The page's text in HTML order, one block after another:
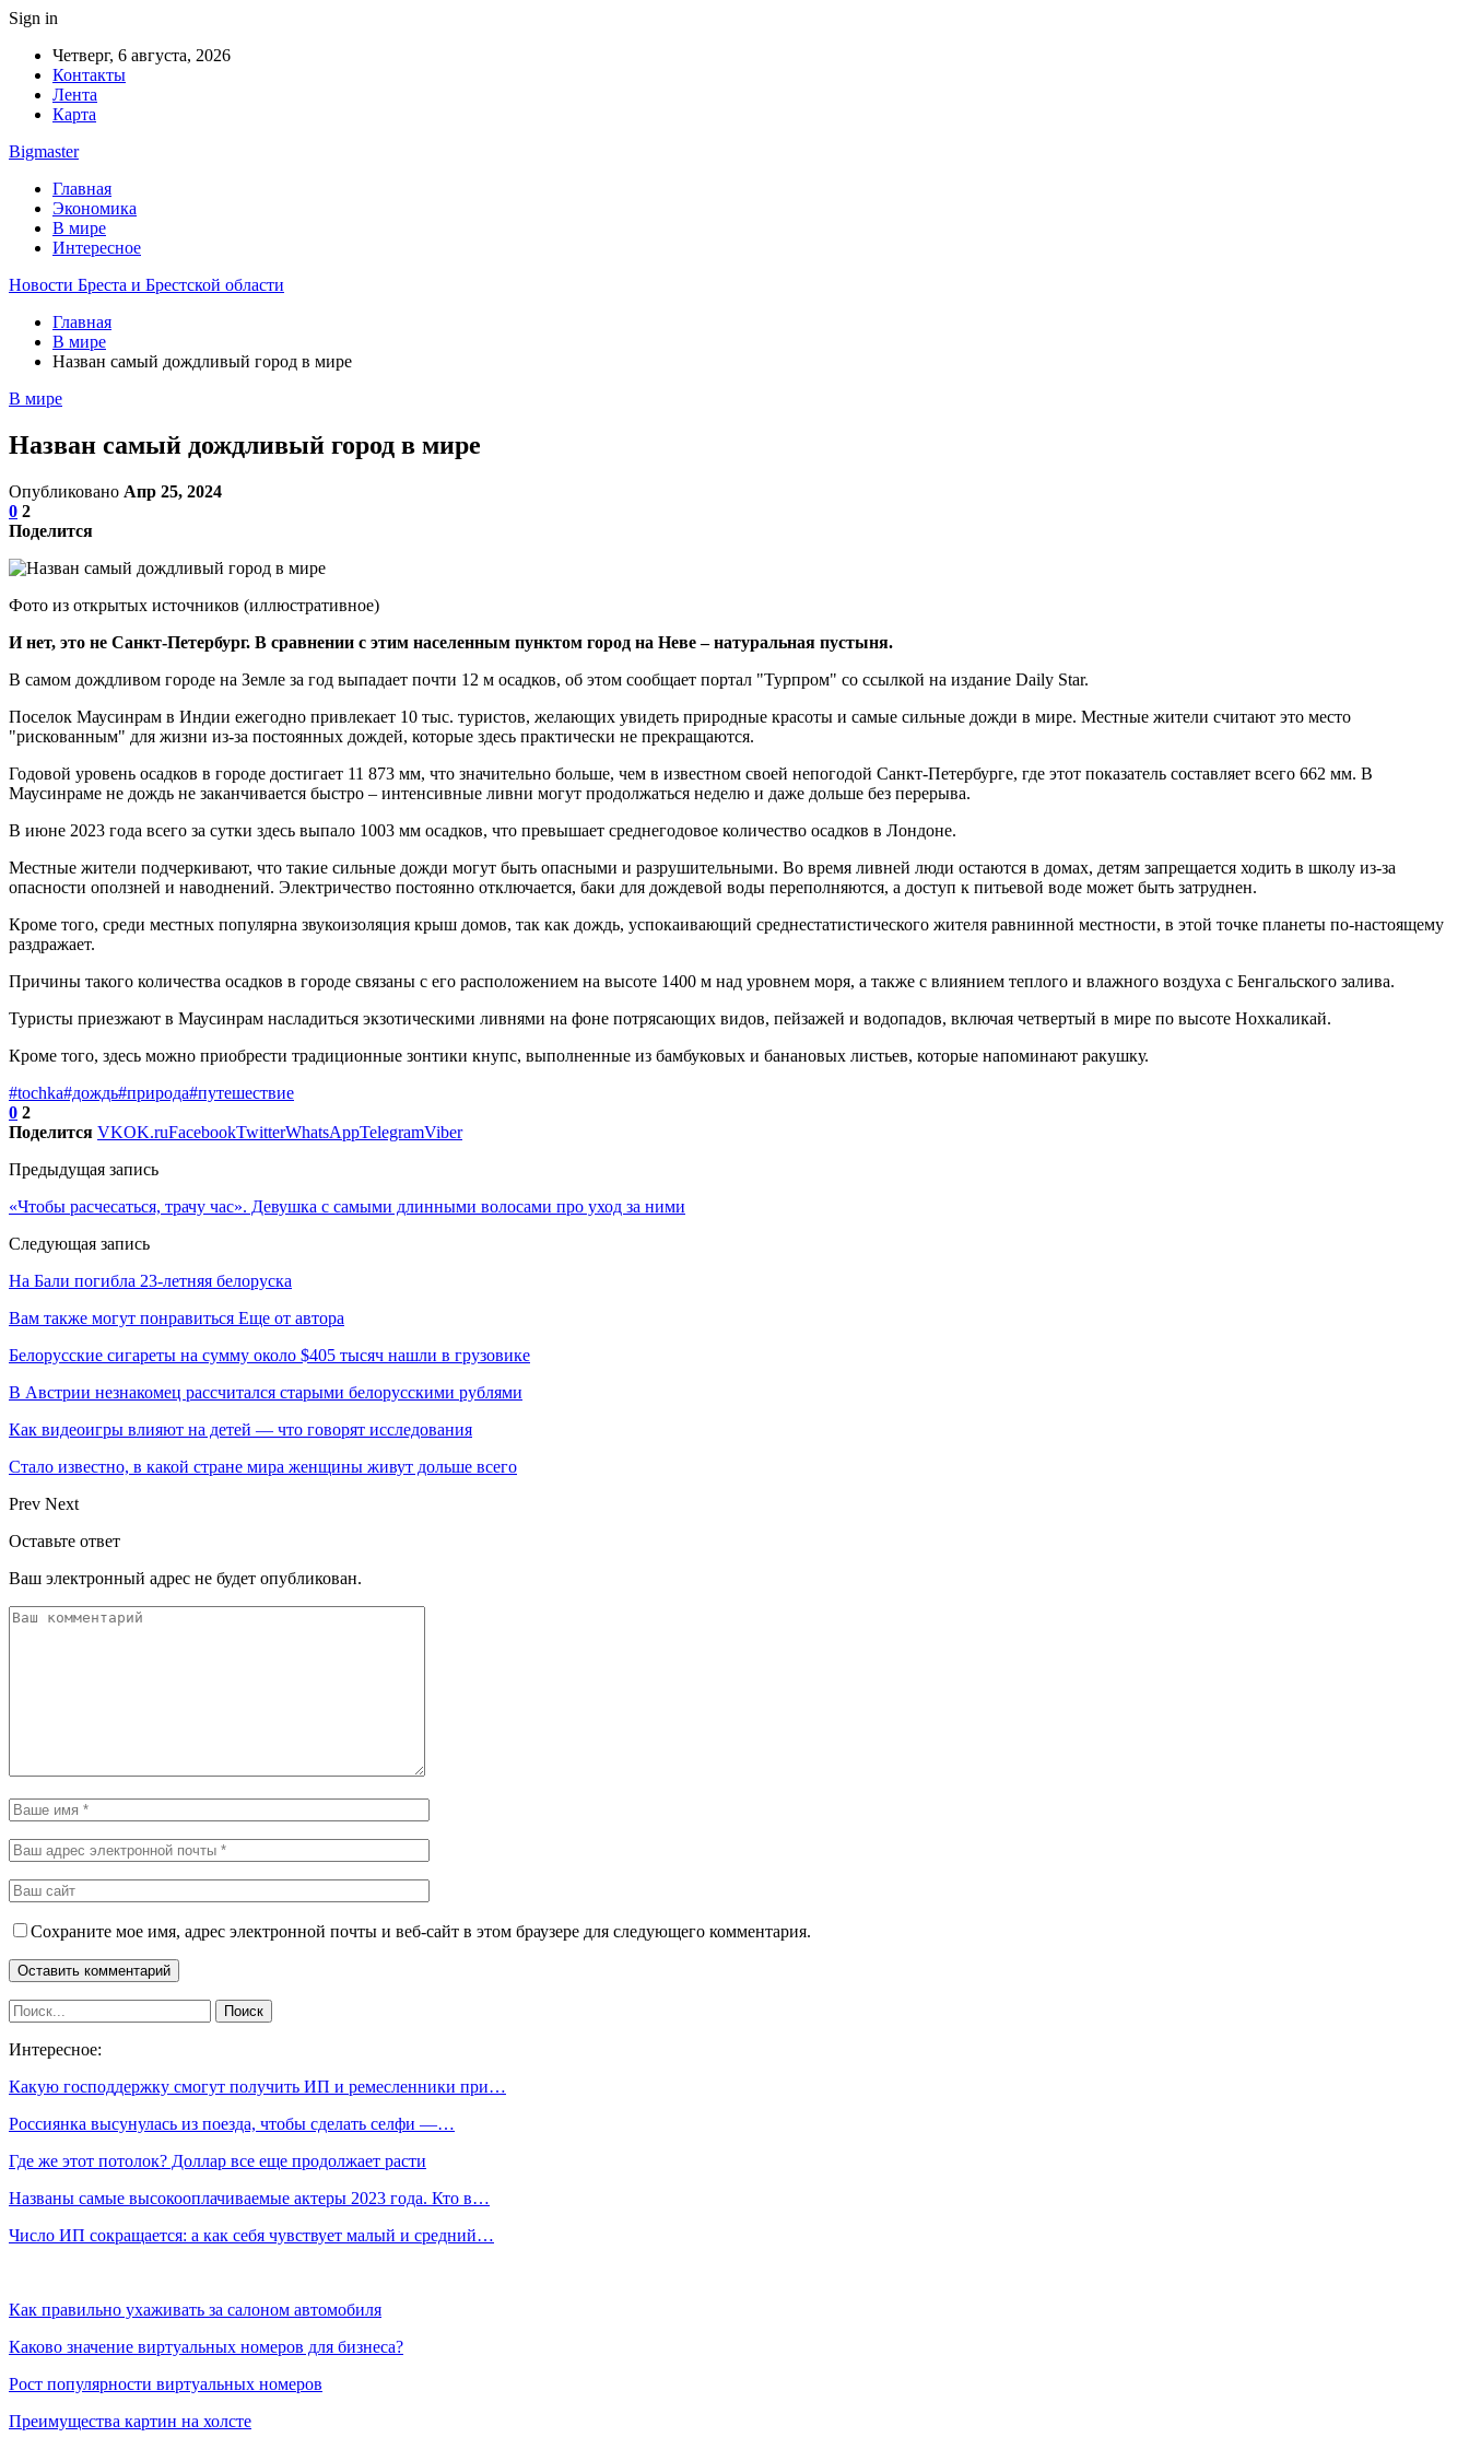
Sign in
Четверг, 6 августа, 2026
Контакты
Лента
Карта
Bigmaster
Главная
Экономика
В мире
Интересное
Новости Бреста и Брестской области
Главная
В мире
Назван самый дождливый город в мире
В мире
Назван самый дождливый город в мире
Опубликовано Апр 25, 2024
0 2
Поделится
Фото из открытых источников (иллюстративное)
И нет, это не Санкт-Петербург. В сравнении с этим населенным пунктом город на Неве – натуральная пустыня.
В самом дождливом городе на Земле за год выпадает почти 12 м осадков, об этом сообщает портал "Турпром" со ссылкой на издание Daily Star.
Поселок Маусинрам в Индии ежегодно привлекает 10 тыс. туристов, желающих увидеть природные красоты и самые сильные дожди в мире. Местные жители считают это место
"рискованным" для жизни из-за постоянных дождей, которые здесь практически не прекращаются.
Годовой уровень осадков в городе достигает 11 873 мм, что значительно больше, чем в известном своей непогодой Санкт-Петербурге, где этот показатель составляет всего 662 мм. В
Маусинраме не дождь не заканчивается быстро – интенсивные ливни могут продолжаться неделю и даже дольше без перерыва.
В июне 2023 года всего за сутки здесь выпало 1003 мм осадков, что превышает среднегодовое количество осадков в Лондоне.
Местные жители подчеркивают, что такие сильные дожди могут быть опасными и разрушительными. Во время ливней люди остаются в домах, детям запрещается ходить в школу из-за
опасности оползней и наводнений. Электричество постоянно отключается, баки для дождевой воды переполняются, а доступ к питьевой воде может быть затруднен.
Кроме того, среди местных популярна звукоизоляция крыш домов, так как дождь, успокаивающий среднестатистического жителя равнинной местности, в этой точке планеты по-настоящему
раздражает.
Причины такого количества осадков в городе связаны с его расположением на высоте 1400 м над уровнем моря, а также с влиянием теплого и влажного воздуха с Бенгальского залива.
Туристы приезжают в Маусинрам насладиться экзотическими ливнями на фоне потрясающих видов, пейзажей и водопадов, включая четвертый в мире по высоте Нохкаликай.
Кроме того, здесь можно приобрести традиционные зонтики кнупс, выполненные из бамбуковых и банановых листьев, которые напоминают ракушку.
#tochka#дождь#природа#путешествие
0 2
Поделится VKOK.ruFacebookTwitterWhatsAppTelegramViber
Предыдущая запись
«Чтобы расчесаться, трачу час». Девушка с самыми длинными волосами про уход за ними
Следующая запись
На Бали погибла 23-летняя белоруска
Вам также могут понравиться Еще от автора
Белорусские сигареты на сумму около $405 тысяч нашли в грузовике
В Австрии незнакомец рассчитался старыми белорусскими рублями
Как видеоигры влияют на детей — что говорят исследования
Стало известно, в какой стране мира женщины живут дольше всего
Prev Next
Оставьте ответ
Ваш электронный адрес не будет опубликован.
Сохраните мое имя, адрес электронной почты и веб-сайт в этом браузере для следующего комментария.
Интересное:
Какую господдержку смогут получить ИП и ремесленники при…
Россиянка высунулась из поезда, чтобы сделать селфи —…
Где же этот потолок? Доллар все еще продолжает расти
Названы самые высокооплачиваемые актеры 2023 года. Кто в…
Число ИП сокращается: а как себя чувствует малый и средний…
Как правильно ухаживать за салоном автомобиля
Каково значение виртуальных номеров для бизнеса?
Рост популярности виртуальных номеров
Преимущества картин на холсте